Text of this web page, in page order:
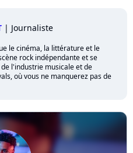
| Journaliste
le cinéma, la littérature et le
rock indépendante et se
l'industrie musicale et de
où vous ne manquerez pas de